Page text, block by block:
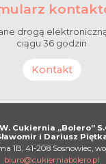
drogą
ciągu 36 godzin
Kontakt
Cukiernia „Bolero”
i Dariusz
1B, 41-208 Sosnowiec,
biuro@cukierniabolero.pl